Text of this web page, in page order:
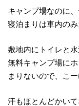
キャンプ場なのに、
寝泊まりは車内のみ
敷地内にトイレと水
無料キャンプ場に
まりないので、こ
汗もほとんどかい